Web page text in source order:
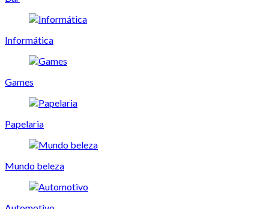
Informática
Games
Papelaria
Mundo beleza